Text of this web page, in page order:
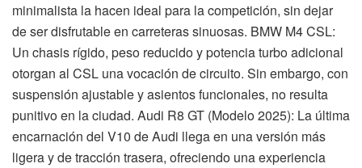
minimalista la hacen ideal para la competición, sin dejar
de ser disfrutable en carreteras sinuosas. BMW M4 CSL:
Un chasis rígido, peso reducido y potencia turbo adicional
otorgan al CSL una vocación de circuito. Sin embargo, con
suspensión ajustable y asientos funcionales, no resulta
punitivo en la ciudad. Audi R8 GT (Modelo 2025): La última
encarnación del V10 de Audi llega en una versión más
ligera y de tracción trasera, ofreciendo una experiencia